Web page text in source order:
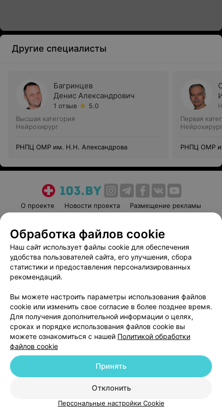
Другие специалисты
Багринцев
Денис Александрович
1 отзыв
5.0
Высшая категория
Нейрохирург
РНПЦ ОМР им. Н.Н. Александрова
Первая
РНПЦ ОМР
О проекте Новости проекта
Размещение рекламы
Пользовательское соглашение
Способы оплаты
Вакансии
Партнеры
Написать руководителю 103.by
Обработка персональных данных
© 2026 ООО «Артокс Лаб», УНП 191700409
| 220012, Республика Беларусь,
Служба поддержки +375 291212755
Обработка файлов cookie
Наш сайт использует файлы cookie для обеспечения
удобства пользователей сайта, его улучшения, сбора
статистики и предоставления персонализированных
рекомендаций.
Вы можете настроить параметры использования файлов
cookie или изменить свое согласие в более позднее время.
Для получения дополнительной информации о целях,
сроках и порядке использования файлов cookie вы
можете ознакомиться с нашей Политикой обработки
файлов cookie
Отклонить
Принять
Персональные настройки Cookie